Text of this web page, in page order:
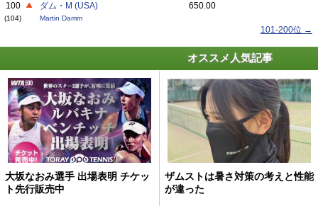
100
(104)
ダム・M (USA)
Martin Damm
650.00
101-200位 →
オススメ人気記事
大坂なおみ選手 出場表明 チケッ
ト先行販売中
ザムストは暑さ対策の考えと性能
が違った